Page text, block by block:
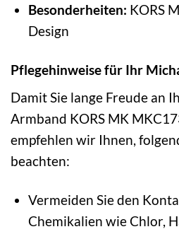
Besonderheiten: KORS
Design
Pflegehinweise für Ihr
Damit Sie lange Freude an
Armband KORS MK
empfehlen wir Ihnen,
beachten:
Vermeiden Sie den
Chemikalien wie Chlor,